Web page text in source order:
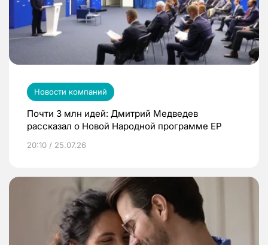
Новости компаний
Почти 3 млн идей: Дмитрий Медведев
рассказал о Новой Народной программе ЕР
20:10 / 25.07.26